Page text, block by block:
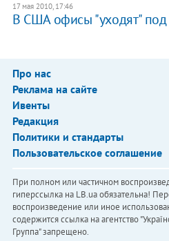
17 мая 2010, 17:46
В США офисы "уходят"
Про нас
Реклама на сайте
Ивенты
Редакция
Политики и стандарты
Пользовательское соглашение
При полном или частичном
гиперссылка на LB.ua обязательна!
воспроизведение или иное
содержится ссылка на агентство
Группа" запрещено.